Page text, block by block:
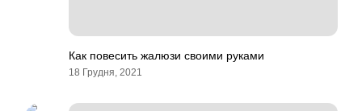
Как повесить жалюзи своими руками
18 Грудня, 2021